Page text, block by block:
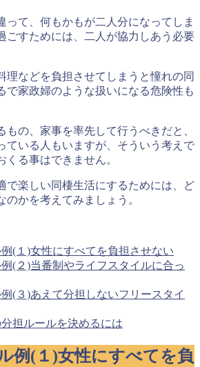
って、何もかもが二人分になってしま
ごすためには、 二人が協力しあう必要
理などを負担させてしまうと憧れの同
で家政婦のような扱いになる危険性も
もの、家事を率先して行うべきだと、
ている人もいますが、そういう考えで
る事はできません。
で楽しい同棲生活にするためには、ど
かを考えてみましょう。
(１)女性にすべてを負担させない
(２)当番制やライフスタイルに合っ
(３)あえて分担しないフリースタイ
担ルールを決めるには
例(１)女性にすべてを負